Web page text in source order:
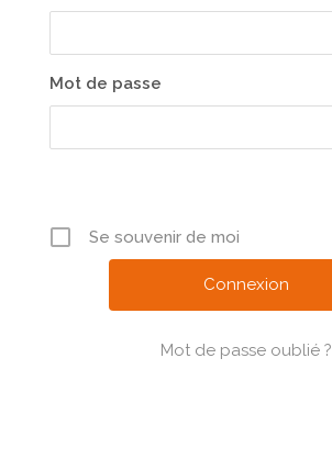
Mot de passe
Se souvenir de moi
Mot de passe oublié ?